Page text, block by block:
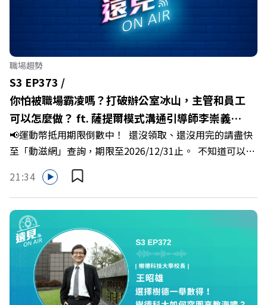
十年的發展藍圖！ 🔺翁章梁縣長如何攜手團隊，在大牌林
立的科技版圖中搶先卡位亞創中心？🔺品牌如何雙重升級，
化傳統作物為高價值的精品品牌？🔺如何將自身的失敗學，
轉化為凝聚團隊與縣民認同感的力量？🔺在迎向黃金十年的
新局下，嘉義如何打造子弟能安心安居的未來？ 主持人／
遠見雜誌副社長兼遠見智庫總編輯 李建興 與談人／嘉義縣
縣長 翁章梁、立法委員 蔡易餘、財信傳媒集團董事長 謝金
河、紙風車劇團創辦人 李永豐、嘉義縣人力發展所所長 許
喻理+++++🎂歡慶遠見40歲生日！手速搶下破天荒的獨家
優惠>>>https://gvmkt.pse.is/9e5pbz✨關注《遠見》更多
的社群：LINE：https://reurl.cc/A4ELQpIG：
https://bit.ly/3AjBWNVYT：https://bit.ly/38jNi9k
職場趨勢
S3 EP373 /
你怕被職場霸凌嗎？打破辦公室冰山，主管和員工
可以怎麼做？ ft. 薩提爾模式溝通引導師李崇義、
謝佳芸
📢運動幣抵用期限倒數中！ 還沒領取、還沒用完的請盡快
至「動滋網」查詢，期限至2026/12/31止。 不知道可以在
哪裡使用嗎？ 上「動滋網」【合作店家】專區，全台五千
多家合作業者任你選，馬上來找適用地點！ ➡️
https://fstry.pse.is/9epct2 —— 以上為 FMTaiwan 與
Firstory Podcast 廣告 —— 你常在職場中感到焦慮、害怕
犯錯，甚至覺得自己正遭受不友善的對待或霸凌嗎？當工作
中的人際摩擦、怕輸怕失敗的緊繃感成為日常，我們不能只
是委屈討好或一味逃避，更需要學會看透人際互動底層的
「職場冰山」。 本集《遠見 ON AIR》邀請到薩提爾模式溝
通引導師、天下文化新書《透視職場冰山》作者李崇義與謝
21:34